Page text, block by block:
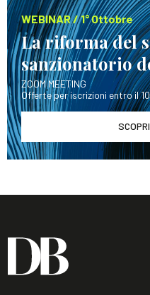
WEBINAR / 1° Ottobre
La riforma del
sanzionatorio
ZOOM MEETING
Offerte per iscrizioni entro il